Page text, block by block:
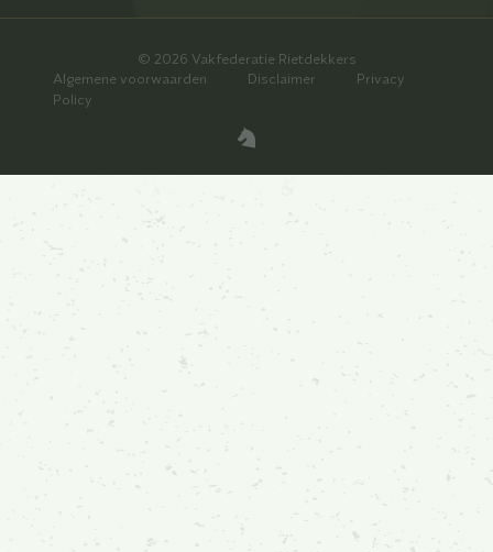
© 2026 Vakfederatie Rietdekkers
Algemene voorwaarden
Disclaimer
Privacy
Policy